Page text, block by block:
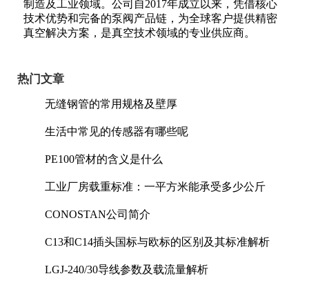
制造及工业领域。公司自2017年成立以来，凭借核心
技术优势和完备的泵阀产品链，为全球客户提供精密
真空解决方案，是真空技术领域的专业供应商。
热门文章
无缝钢管的常用规格及壁厚
生活中常见的传感器有哪些呢
PE100管材的含义是什么
工业厂房载重标准：一平方米能承受多少公斤
CONOSTAN公司简介
C13和C14插头国标与欧标的区别及其标准解析
LGJ-240/30导线参数及载流量解析